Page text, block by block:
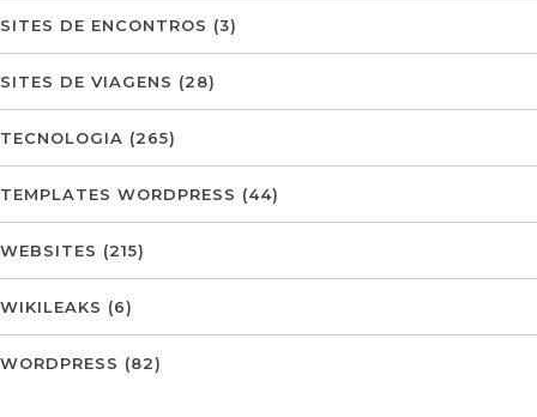
SITES DE ENCONTROS (3)
SITES DE VIAGENS (28)
TECNOLOGIA (265)
TEMPLATES WORDPRESS (44)
WEBSITES (215)
WIKILEAKS (6)
WORDPRESS (82)